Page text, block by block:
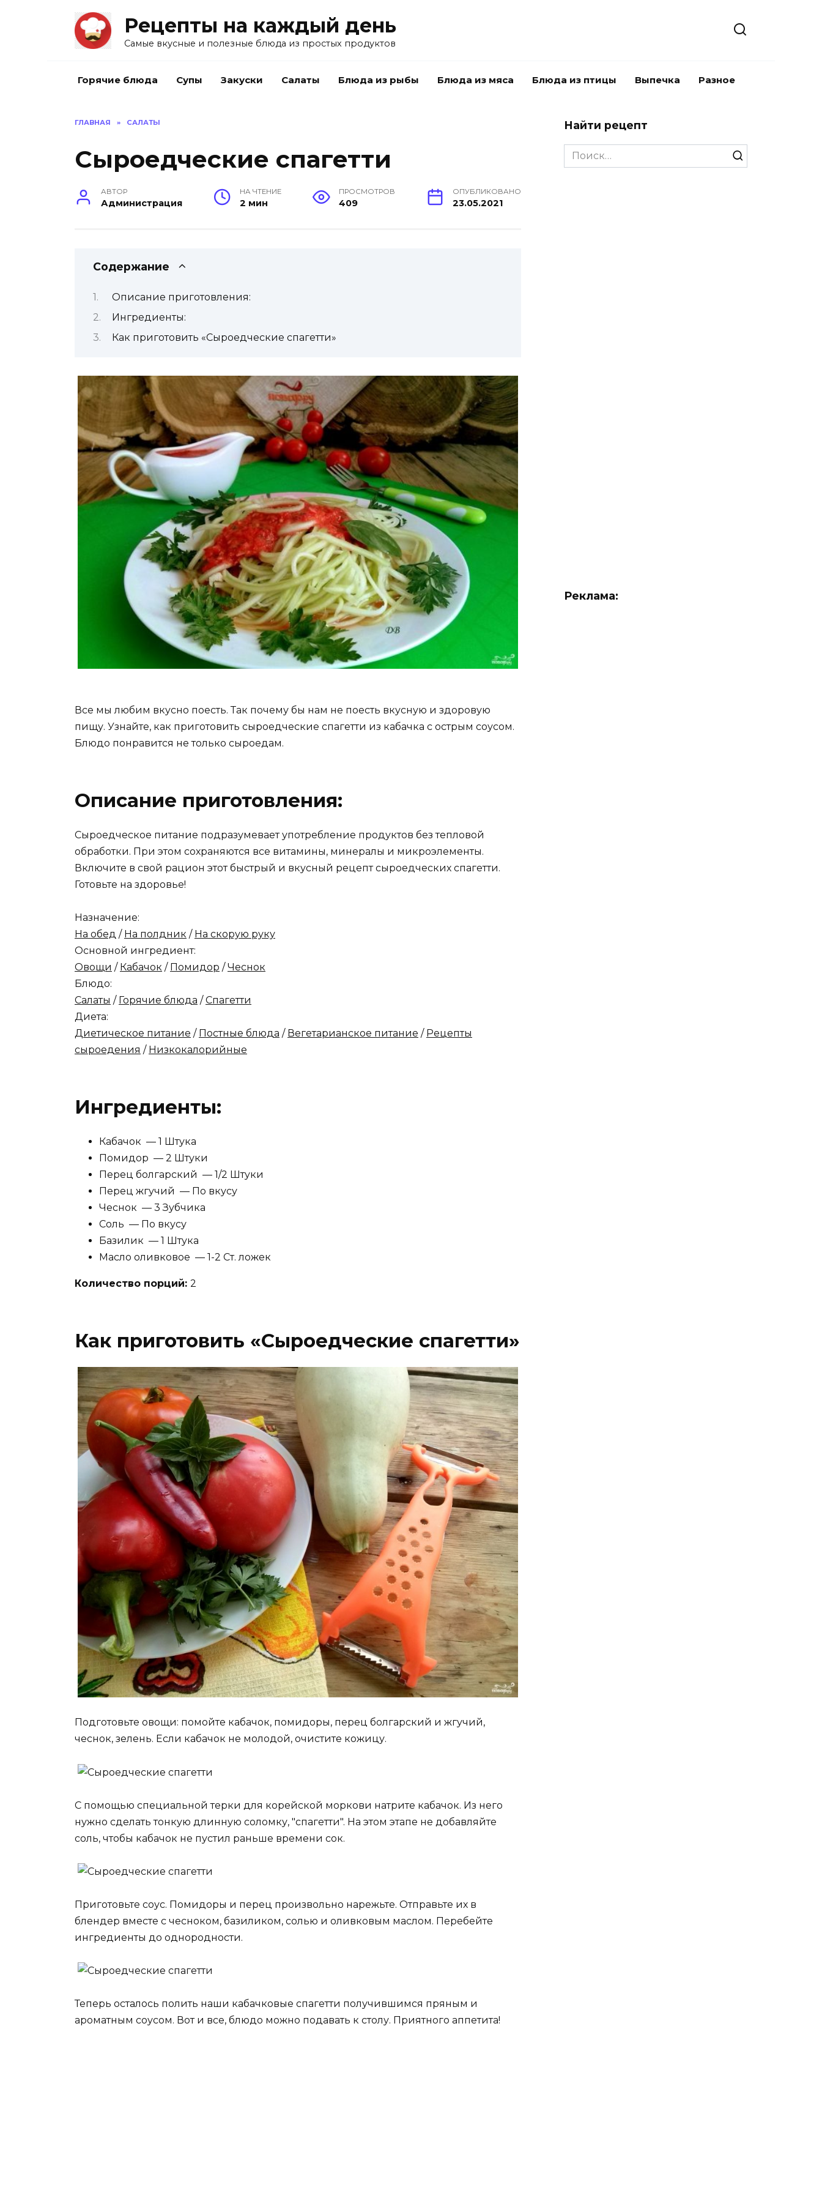
Рецепты на каждый день
Самые вкусные и полезные блюда из простых продуктов
Горячие блюда Супы Закуски Салаты Блюда из рыбы Блюда из мяса Блюда из птицы Выпечка Разное
ГЛАВНАЯ » САЛАТЫ
Сыроедческие спагетти
АВТОР
Администрация
НА ЧТЕНИЕ
2 мин
ПРОСМОТРОВ
409
ОПУБЛИКОВАНО
23.05.2021
Содержание
Описание приготовления:
Ингредиенты:
Как приготовить «Сыроедческие спагетти»
Все мы любим вкусно поесть. Так почему бы нам не поесть вкусную и здоровую
пищу. Узнайте, как приготовить сыроедческие спагетти из кабачка с острым соусом.
Блюдо понравится не только сыроедам.
Описание приготовления:
Сыроедческое питание подразумевает употребление продуктов без тепловой
обработки. При этом сохраняются все витамины, минералы и микроэлементы.
Включите в свой рацион этот быстрый и вкусный рецепт сыроедческих спагетти.
Готовьте на здоровье!
Назначение:
На обед / На полдник / На скорую руку
Основной ингредиент:
Овощи / Кабачок / Помидор /Чеснок
Блюдо:
Салаты / Горячие блюда /Спагетти
Диета:
Диетическое питание / Постные блюда / Вегетарианское питание / Рецепты
сыроедения / Низкокалорийные
Ингредиенты:
Кабачок — 1 Штука
Помидор — 2 Штуки
Перец болгарский — 1/2 Штуки
Перец жгучий — По вкусу
Чеснок — 3 Зубчика
Соль — По вкусу
Базилик — 1 Штука
Масло оливковое — 1-2 Ст. ложек
Количество порций: 2
Как приготовить «Сыроедческие спагетти»
Подготовьте овощи: помойте кабачок, помидоры, перец болгарский и жгучий,
чеснок, зелень. Если кабачок не молодой, очистите кожицу.
С помощью специальной терки для корейской моркови натрите кабачок. Из него
нужно сделать тонкую длинную соломку, "спагетти". На этом этапе не добавляйте
соль, чтобы кабачок не пустил раньше времени сок.
Приготовьте соус. Помидоры и перец произвольно нарежьте. Отправьте их в
блендер вместе с чесноком, базиликом, солью и оливковым маслом. Перебейте
ингредиенты до однородности.
Теперь осталось полить наши кабачковые спагетти получившимся пряным и
ароматным соусом. Вот и все, блюдо можно подавать к столу. Приятного аппетита!
Найти рецепт
Search
for:
Реклама: